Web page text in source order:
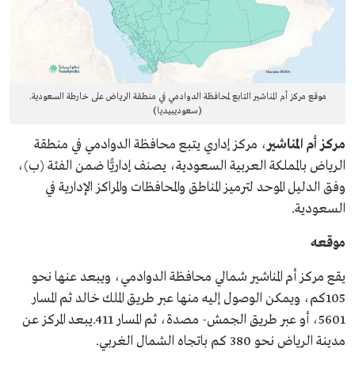
موقع مركز أم المناشير التابع لمحافظة الدوادمي في منطقة الرياض على خارطة السعودية.
(سعوديبيديا)
مركز أم المناشير، مركز إداري يتبع محافظة الدوادمي في منطقة
الرياض بالمملكة العربية السعودية، يصنف إداريًّا ضمن الفئة (ب)،
وفق الدليل الموحد لترميز المناطق والمحافظات والمراكز الإدارية في
السعودية.
موقعه
يقع مركز أم المناشير شمالي محافظة الدوادمي، ويبعد عنها نحو
105كم، ويمكن الوصول إليه منها عبر طريق الملك خالد ثم المسار
5601، أو عبر طريق الجمش- مصدة، ثم المسار 411.يبعد المركز عن
مدينة الرياض نحو 380 كم باتجاه الشمال الغربي.